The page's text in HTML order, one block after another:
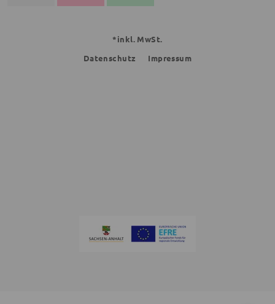
*inkl. MwSt.
Datenschutz
Impressum